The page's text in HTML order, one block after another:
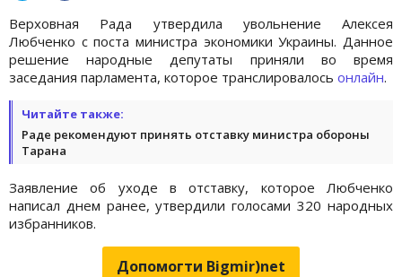
Верховная Рада утвердила увольнение Алексея
Любченко с поста министра экономики Украины. Данное
решение народные депутаты приняли во время
заседания парламента, которое транслировалось онлайн.
Читайте также:
Раде рекомендуют принять отставку министра обороны
Тарана
Заявление об уходе в отставку, которое Любченко
написал днем ранее, утвердили голосами 320 народных
избранников.
Допомогти Bigmir)net